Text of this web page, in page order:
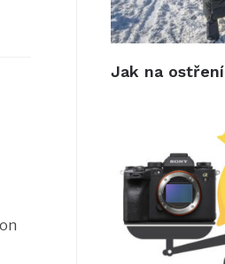
Jak na ostření